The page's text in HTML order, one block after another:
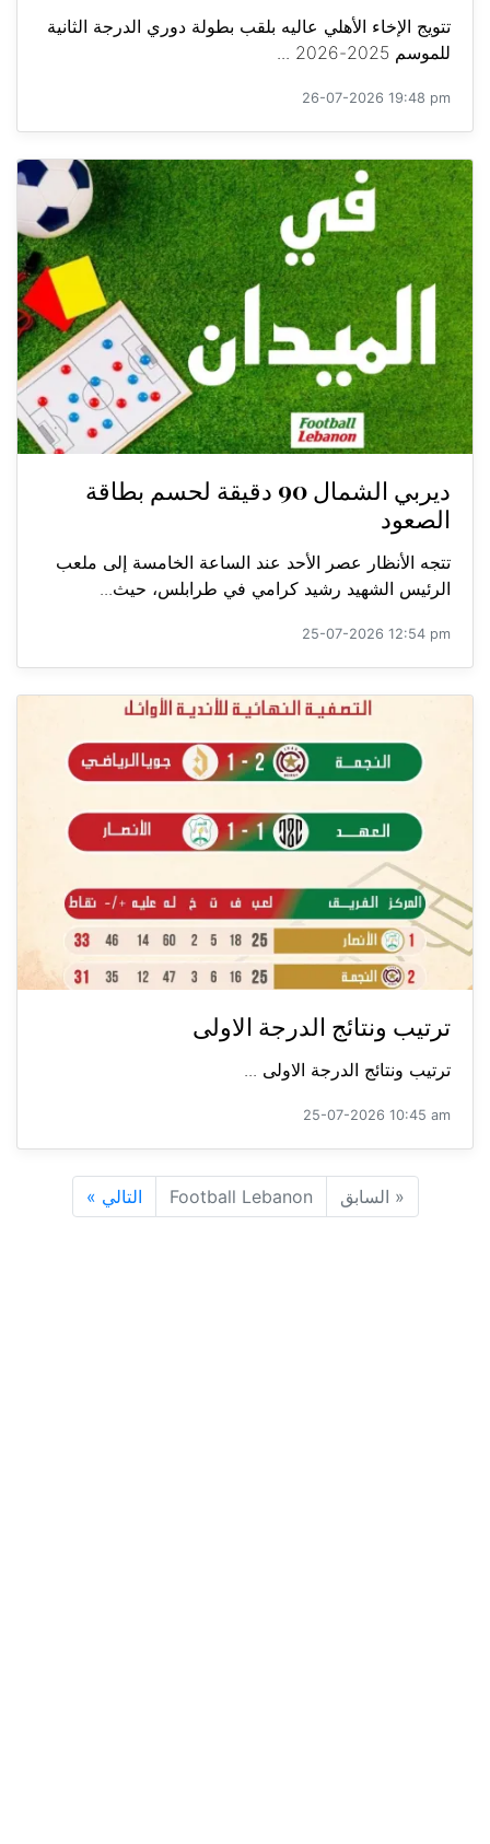
تتويج الإخاء الأهلي عاليه بلقب بطولة دوري الدرجة الثانية
للموسم 2025-2026 ...
26-07-2026 19:48 pm
ديربي الشمال 90 دقيقة لحسم بطاقة
الصعود
تتجه الأنظار عصر الأحد عند الساعة الخامسة إلى ملعب
الرئيس الشهيد رشيد كرامي في طرابلس، حيث...
25-07-2026 12:54 pm
ترتيب ونتائج الدرجة الاولى
ترتيب ونتائج الدرجة الاولى ...
25-07-2026 10:45 am
« السابق Football Lebanon التالي »